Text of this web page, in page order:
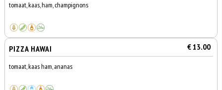
tomaat, kaas, ham, champignons
PIZZA HAWAI € 13.00
tomaat, kaas ham, ananas